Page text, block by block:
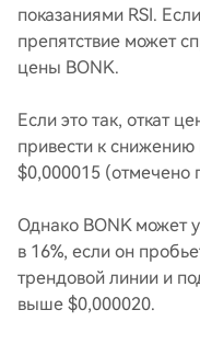
показаниями RSI.
препятствие может
цены BONK.
Если это так, откат
привести к
$0,000015 (отмечено
Однако BONK может
в 16%, если он
трендовой линии и
выше $0,000020.